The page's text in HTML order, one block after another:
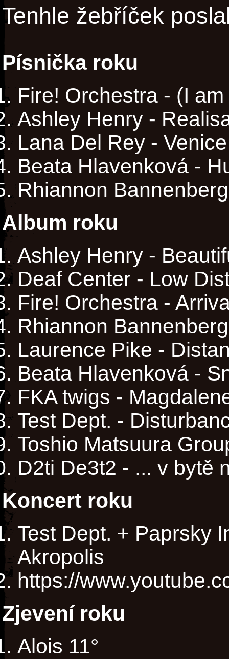
Tenhle žebříček
Písnička roku
Fire! Orchestra - (I
Ashley Henry -
Lana Del Rey -
Beata Hlavenková -
Rhiannon
Album roku
Ashley Henry -
Deaf Center - Low
Fire! Orchestra -
Rhiannon
Laurence Pike -
Beata Hlavenková -
FKA twigs -
Test Dept. -
Toshio Matsuura
D2ti De3t2 - ... v bytě
Koncert roku
Test Dept. + Paprsky
Akropolis
https://
Zjevení roku
Alois 11°